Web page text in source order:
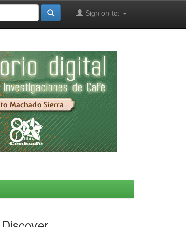
Sign on to: